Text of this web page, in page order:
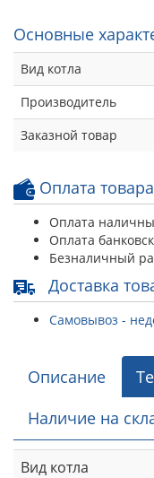
Основные
Вид котла
Производитель
Заказной товар
Оплата товара
Оплата
Оплата
Безналичный
Доставка
Самовывоз -
Описание
Наличие на
Вид котла